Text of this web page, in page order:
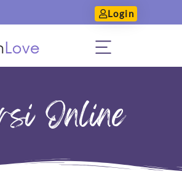
Login
Online